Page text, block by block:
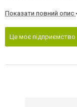
Показати повний опис
Це моє підприємство